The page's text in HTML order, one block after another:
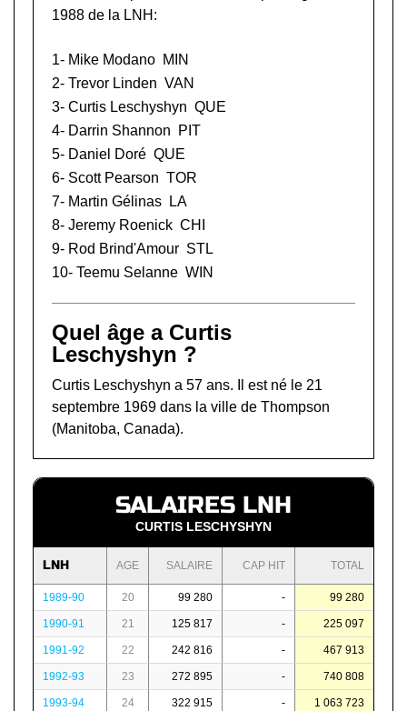
1988 de la LNH:
1- Mike Modano MIN
2- Trevor Linden VAN
3- Curtis Leschyshyn QUE
4- Darrin Shannon
PIT
5- Daniel Doré QUE
6- Scott Pearson TOR
7- Martin Gélinas
LA
8- Jeremy Roenick CHI
9- Rod Brind'Amour STL
10- Teemu Selanne WIN
Quel âge a Curtis
Leschyshyn ?
Curtis Leschyshyn a 57 ans. Il est né le 21
septembre 1969 dans la ville de Thompson
(Manitoba, Canada).
SALAIRES LNH
CURTIS LESCHYSHYN
LNH AGE SALAIRE CAP HIT TOTAL
1989-90 20 99 280 - 99 280
1990-91 21 125 817 - 225 097
1991-92 22 242 816 - 467 913
1992-93 23 272 895 - 740 808
1993-94 24 322 915 - 1 063 723